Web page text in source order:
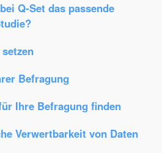
Q-Set das passende
Befragung
Ihre Befragung finden
Verwertbarkeit von Daten